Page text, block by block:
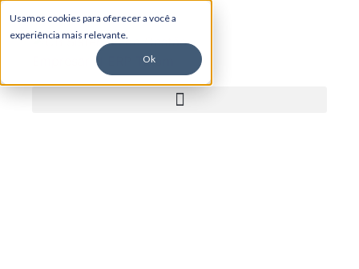
Usamos cookies para oferecer a você a
experiência mais relevante.
Ok